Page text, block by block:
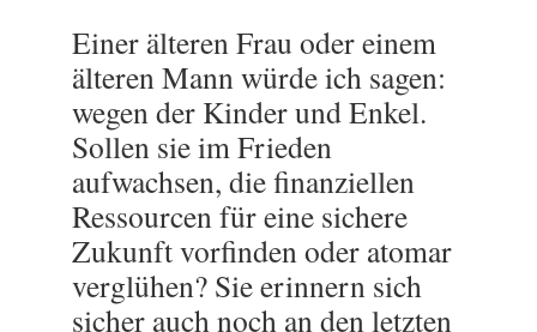
Einer älteren Frau oder einem
älteren Mann würde ich sagen:
wegen der Kinder und Enkel.
Sollen sie im Frieden
aufwachsen, die finanziellen
Ressourcen für eine sichere
Zukunft vorfinden oder atomar
verglühen? Sie erinnern sich
sicher auch noch an den letzten